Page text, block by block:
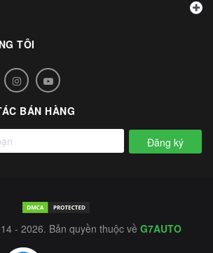
TÔI
BÁN HÀNG
Đăng ký
- 2026. Bản quyền thuộc về G7AUTO